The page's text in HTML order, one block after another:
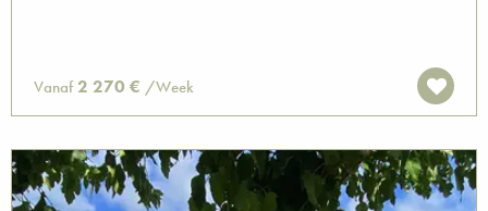
Vanaf 2 270 € /Week